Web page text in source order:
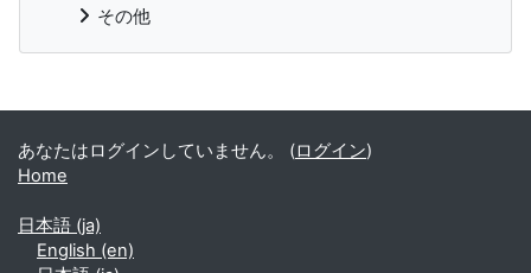
その他
補助ブロック
あなたはログインしていません。 (ログイン)
Home
日本語 ‎(ja)‎
English ‎(en)‎